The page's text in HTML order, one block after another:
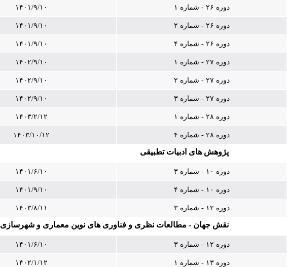
دوره ۲۶ - شماره ۱ ۱۴۰۱/۹/۱۰
دوره ۲۶ - شماره ۲ ۱۴۰۱/۹/۱۰
دوره ۲۶ - شماره ۴ ۱۴۰۱/۹/۱۰
دوره ۲۷ - شماره ۱ ۱۴۰۲/۹/۱۰
دوره ۲۷ - شماره ۲ ۱۴۰۲/۹/۱۰
دوره ۲۷ - شماره ۳ ۱۴۰۲/۹/۱۰
دوره ۲۸ - شماره ۱ ۱۴۰۳/۲/۱۲
دوره ۲۸ - شماره ۴ ۱۴۰۳/۱۰/۱۲
پژوهش های ادبیات تطبیقی
دوره ۱۰ - شماره ۳ ۱۴۰۱/۶/۱۰
دوره ۱۰ - شماره ۴ ۱۴۰۱/۹/۱۰
دوره ۱۲ - شماره ۳ ۱۴۰۳/۸/۱۱
نقش جهان - مطالعات نظری و فناوری های نوین معماری و شهرسازی
دوره ۱۲ - شماره ۳ ۱۴۰۱/۶/۱۰
دوره ۱۳ - شماره ۱ ۱۴۰۲/۱/۱۲